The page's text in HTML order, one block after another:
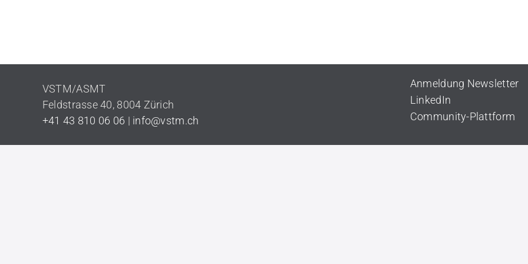
VSTM/ASMT
Feldstrasse 40, 8004 Zürich
+41 43 810 06 06 | info@vstm.ch
Anmeldung Newsletter
LinkedIn
Community-Plattform